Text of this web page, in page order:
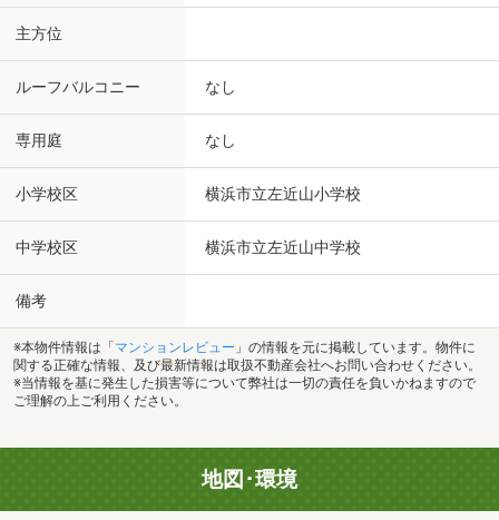
主方位
ルーフバルコニー なし
専用庭 なし
小学校区 横浜市立左近山小学校
中学校区 横浜市立左近山中学校
備考
※本物件情報は「 マンションレビュー 」の情報を元に掲載しています。物件に
関する正確な情報、及び最新情報は取扱不動産会社へお問い合わせください。
※当情報を基に発生した損害等について弊社は一切の責任を負いかねますので
ご理解の上ご利用ください。
地図･環境